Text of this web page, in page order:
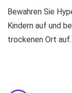
Bewahren Sie
Kindern auf und
trockenen Ort auf.